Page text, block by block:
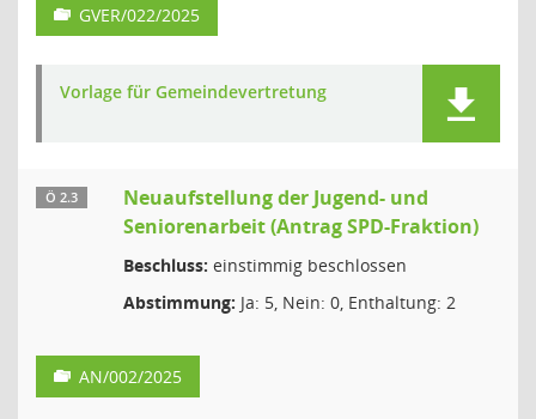
GVER/022/2025
Vorlage für Gemeindevertretung
Ö 2.3
Neuaufstellung der Jugend- und
Seniorenarbeit (Antrag SPD-Fraktion)
Beschluss: einstimmig beschlossen
Abstimmung: Ja: 5, Nein: 0, Enthaltung: 2
AN/002/2025